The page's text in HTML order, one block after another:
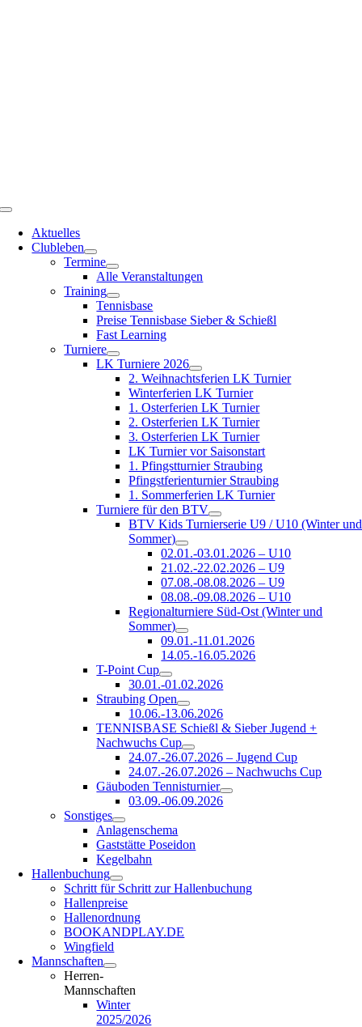
Toggle
NavigationAktuelles
Clubleben
Termine
Alle Veranstaltungen
Training
Tennisbase
Preise Tennisbase Sieber & Schießl
Fast Learning
Turniere
LK Turniere 2026
2. Weihnachtsferien LK Turnier
Winterferien LK Turnier
1. Osterferien LK Turnier
2. Osterferien LK Turnier
3. Osterferien LK Turnier
LK Turnier vor Saisonstart
1. Pfingstturnier Straubing
Pfingstferienturnier Straubing
1. Sommerferien LK Turnier
Turniere für den BTV
BTV Kids Turnierserie U9 / U10 (Winter und
Sommer)
02.01.-03.01.2026 – U10
21.02.-22.02.2026 – U9
07.08.-08.08.2026 – U9
08.08.-09.08.2026 – U10
Regionalturniere Süd-Ost (Winter und
Sommer)
09.01.-11.01.2026
14.05.-16.05.2026
T-Point Cup
30.01.-01.02.2026
Straubing Open
10.06.-13.06.2026
TENNISBASE Schießl & Sieber Jugend +
Nachwuchs Cup
24.07.-26.07.2026 – Jugend Cup
24.07.-26.07.2026 – Nachwuchs Cup
Gäuboden Tennisturnier
03.09.-06.09.2026
Sonstiges
Anlagenschema
Gaststätte Poseidon
Kegelbahn
Hallenbuchung
Schritt für Schritt zur Hallenbuchung
Hallenpreise
Hallenordnung
BOOKANDPLAY.DE
Wingfield
Mannschaften
Herren-
Mannschaften
Winter
2025/2026